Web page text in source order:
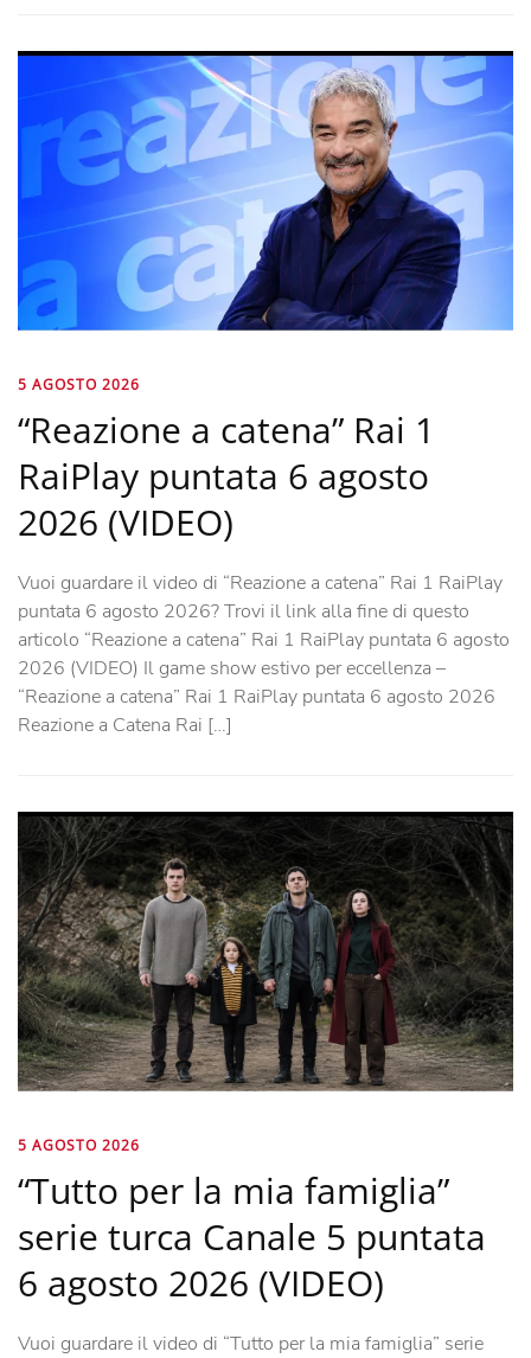
5 AGOSTO 2026
“Reazione a catena” Rai 1
RaiPlay puntata 6 agosto
2026 (VIDEO)
Vuoi guardare il video di “Reazione a catena” Rai 1 RaiPlay
puntata 6 agosto 2026? Trovi il link alla fine di questo
articolo “Reazione a catena” Rai 1 RaiPlay puntata 6 agosto
2026 (VIDEO) Il game show estivo per eccellenza –
“Reazione a catena” Rai 1 RaiPlay puntata 6 agosto 2026
Reazione a Catena Rai […]
5 AGOSTO 2026
“Tutto per la mia famiglia”
serie turca Canale 5 puntata
6 agosto 2026 (VIDEO)
Vuoi guardare il video di “Tutto per la mia famiglia” serie